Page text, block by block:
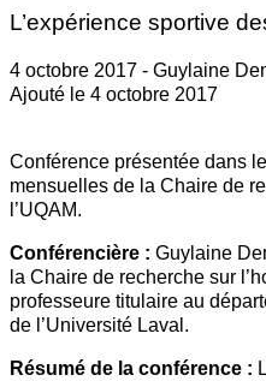
L’expérience sportive
4 octobre 2017 - Guylaine
Ajouté le 4 octobre 2017
Conférence présentée dans
mensuelles de la Chaire de
l’UQAM.
Conférencière : Guylaine
la Chaire de recherche sur
professeure titulaire au
de l’Université Laval.
Résumé de la conférence :